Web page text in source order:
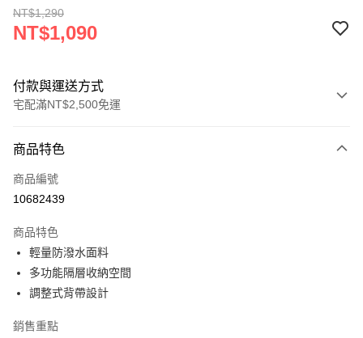
NT$1,290
NT$1,090
付款與運送方式
宅配滿NT$2,500免運
信用卡一次付款
LINE Pay
相關說明
【大哥付你分期使用說明】
1.本服務由台灣大哥大提供，台灣大哥大用戶可立即使用無須另外申請。
2.付款方式選擇「大哥付你分期」，訂單成立後會自動跳轉到大哥付的交易
流程，驗證手機門號後，選擇欲分期的期數、繳款截止日，確認付款後即完
3.實際核准額度、可分期數及費用金額請依後續交易確認頁面所載為準。
ATM付款
宅配
商品特色
商品編號
10682439
商品特色
輕量防潑水面料
多功能隔層收納空間
調整式背帶設計
銷售重點